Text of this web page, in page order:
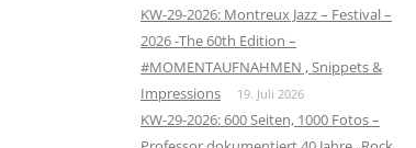
KW-29-2026: Montreux Jazz – Festival –
2026 -The 60th Edition –
#MOMENTAUFNAHMEN , Snippets &
Impressions
19. Juli 2026
KW-29-2026: 600 Seiten, 1000 Fotos –